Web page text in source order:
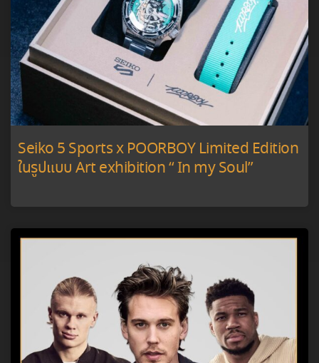
Seiko 5 Sports x POORBOY Limited Edition
ในรูปแบบ Art exhibition “ In my Soul”